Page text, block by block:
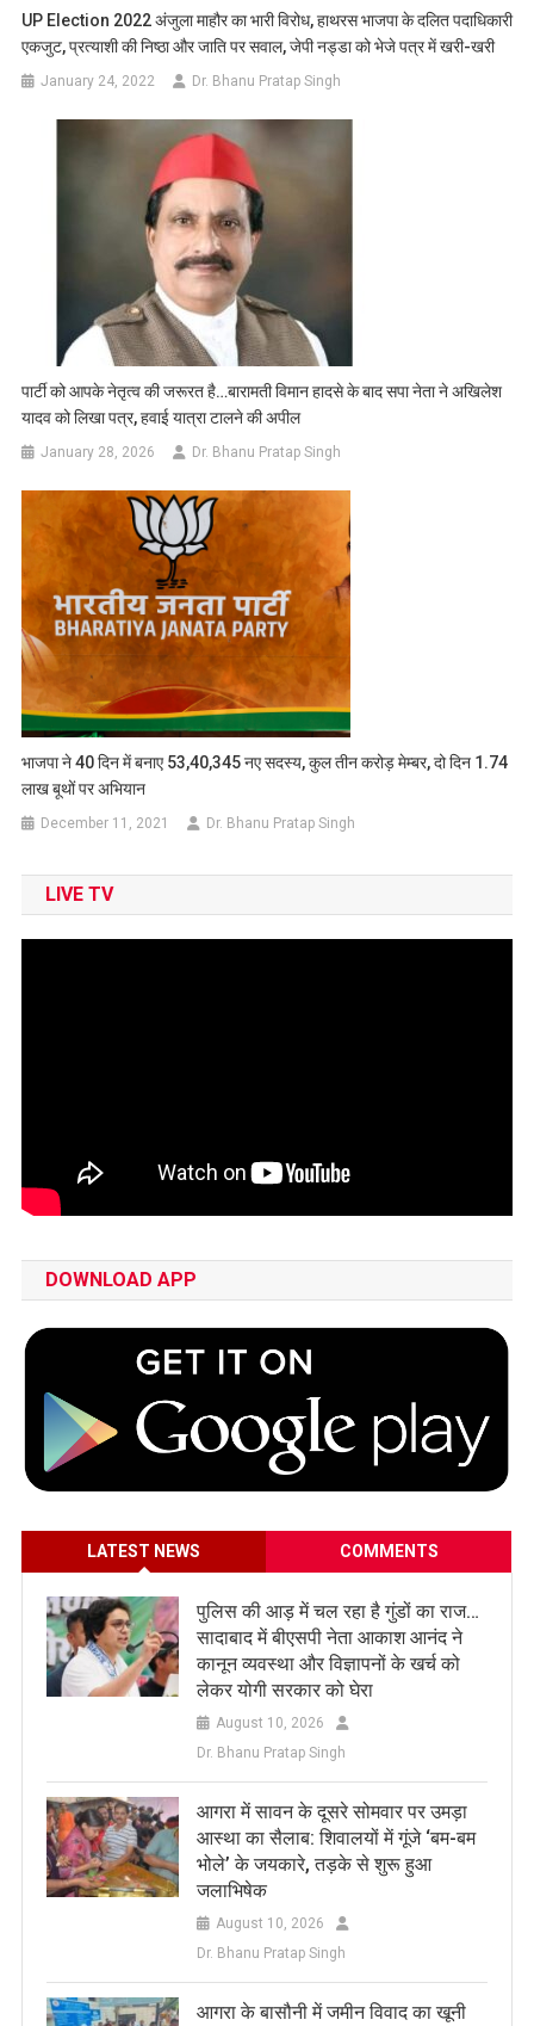
UP Election 2022 अंजुला माहौर का भारी विरोध, हाथरस भाजपा के दलित पदाधिकारी
एकजुट, प्रत्याशी की निष्ठा और जाति पर सवाल, जेपी नड्डा को भेजे पत्र में खरी-खरी
January 24, 2022 Dr. Bhanu Pratap Singh
पार्टी को आपके नेतृत्व की जरूरत है…बारामती विमान हादसे के बाद सपा नेता ने अखिलेश
यादव को लिखा पत्र, हवाई यात्रा टालने की अपील
January 28, 2026 Dr. Bhanu Pratap Singh
भाजपा ने 40 दिन में बनाए 53,40,345 नए सदस्य, कुल तीन करोड़ मेम्बर, दो दिन 1.74
लाख बूथों पर अभियान
December 11, 2021 Dr. Bhanu Pratap Singh
LIVE TV
DOWNLOAD APP
LATEST NEWS COMMENTS
पुलिस की आड़ में चल रहा है गुंडों का राज…
सादाबाद में बीएसपी नेता आकाश आनंद ने
कानून व्यवस्था और विज्ञापनों के खर्च को
लेकर योगी सरकार को घेरा
August 10, 2026
Dr. Bhanu Pratap Singh
​आगरा में सावन के दूसरे सोमवार पर उमड़ा
आस्था का सैलाब: शिवालयों में गूंजे ‘बम-बम
भोले’ के जयकारे, तड़के से शुरू हुआ
जलाभिषेक
August 10, 2026
Dr. Bhanu Pratap Singh
​आगरा के बासौनी में जमीन विवाद का खूनी